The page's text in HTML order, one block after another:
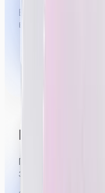
Вы можете
вебкам-моделей
Проводить
Примерно 30–40
занимать приваты.